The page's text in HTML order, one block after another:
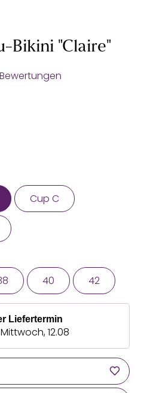
Bikini "Claire"
Cup C
40 42
Liefertermin
12.08